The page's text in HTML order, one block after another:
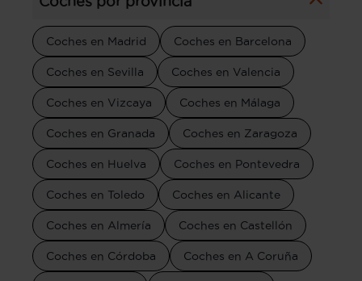
Coches en Madrid Coches en Barcelona
Coches en Sevilla Coches en Valencia
Coches en Vizcaya Coches en Málaga
Coches en Granada Coches en Zaragoza
Coches en Huelva Coches en Pontevedra
Coches en Toledo Coches en Alicante
Coches en Almería Coches en Castellón
Coches en Córdoba Coches en A Coruña